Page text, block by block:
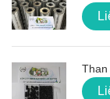
Than